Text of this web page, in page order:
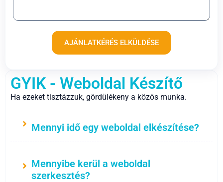
GYIK - Weboldal Készítő
Ha ezeket tisztázzuk, gördülékeny a közös munka.
Mennyi idő egy weboldal elkészítése?
Mennyibe kerül a weboldal
szerkesztés?
AJÁNLATKÉRÉS ELKÜLDÉSE